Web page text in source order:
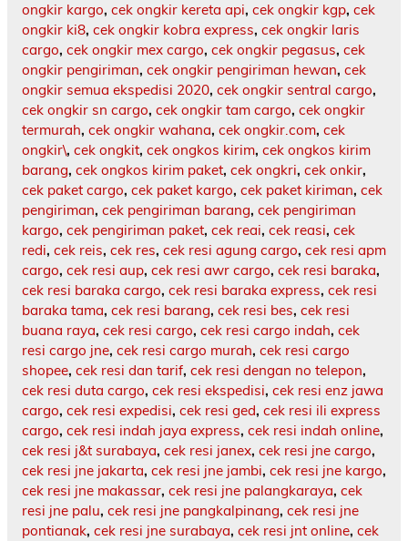
ongkir kargo, cek ongkir kereta api, cek ongkir kgp, cek
ongkir ki8, cek ongkir kobra express, cek ongkir laris
cargo, cek ongkir mex cargo, cek ongkir pegasus, cek
ongkir pengiriman, cek ongkir pengiriman hewan, cek
ongkir semua ekspedisi 2020, cek ongkir sentral cargo,
cek ongkir sn cargo, cek ongkir tam cargo, cek ongkir
termurah, cek ongkir wahana, cek ongkir.com, cek
ongkir\, cek ongkit, cek ongkos kirim, cek ongkos kirim
barang, cek ongkos kirim paket, cek ongkri, cek onkir,
cek paket cargo, cek paket kargo, cek paket kiriman, cek
pengiriman, cek pengiriman barang, cek pengiriman
kargo, cek pengiriman paket, cek reai, cek reasi, cek
redi, cek reis, cek res, cek resi agung cargo, cek resi apm
cargo, cek resi aup, cek resi awr cargo, cek resi baraka,
cek resi baraka cargo, cek resi baraka express, cek resi
baraka tama, cek resi barang, cek resi bes, cek resi
buana raya, cek resi cargo, cek resi cargo indah, cek
resi cargo jne, cek resi cargo murah, cek resi cargo
shopee, cek resi dan tarif, cek resi dengan no telepon,
cek resi duta cargo, cek resi ekspedisi, cek resi enz jawa
cargo, cek resi expedisi, cek resi ged, cek resi ili express
cargo, cek resi indah jaya express, cek resi indah online,
cek resi j&t surabaya, cek resi janex, cek resi jne cargo,
cek resi jne jakarta, cek resi jne jambi, cek resi jne kargo,
cek resi jne makassar, cek resi jne palangkaraya, cek
resi jne palu, cek resi jne pangkalpinang, cek resi jne
pontianak, cek resi jne surabaya, cek resi jnt online, cek